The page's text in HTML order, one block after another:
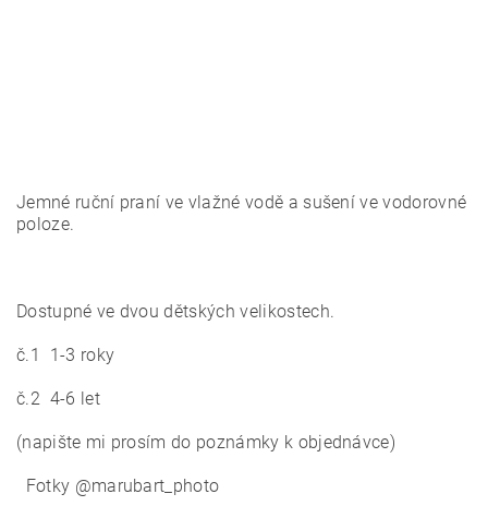
Jemné ruční praní ve vlažné vodě a sušení ve vodorovné
poloze.
Dostupné ve dvou dětských velikostech.
č.1 1-3 roky
č.2 4-6 let
(napište mi prosím do poznámky k objednávce)
Fotky @marubart_photo